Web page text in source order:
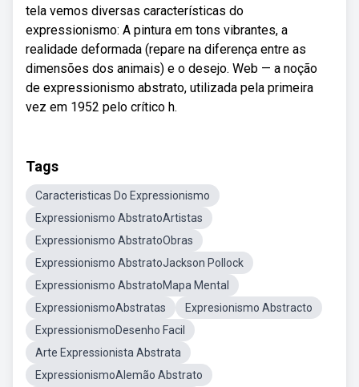
tela vemos diversas características do
expressionismo: A pintura em tons vibrantes, a
realidade deformada (repare na diferença entre as
dimensões dos animais) e o desejo. Web — a noção
de expressionismo abstrato, utilizada pela primeira
vez em 1952 pelo crítico h.
Tags
Caracteristicas Do Expressionismo
Expressionismo AbstratoArtistas
Expressionismo AbstratoObras
Expressionismo AbstratoJackson Pollock
Expressionismo AbstratoMapa Mental
ExpressionismoAbstratas
Expresionismo Abstracto
ExpressionismoDesenho Facil
Arte Expressionista Abstrata
ExpressionismoAlemão Abstrato